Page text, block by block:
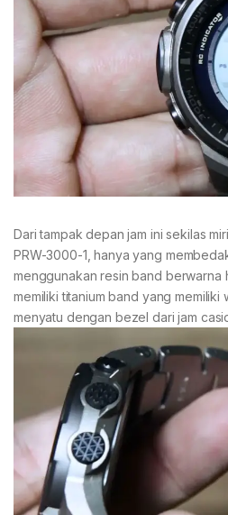
Dari tampak depan jam ini sekilas
PRW-3000-1, hanya yang
menggunakan resin band berwarna
memiliki titanium band yang memiliki
menyatu dengan bezel dari jam